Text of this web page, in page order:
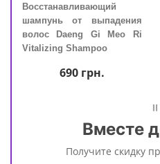
Восстанавливающий
шампунь от выпадения
волос Daeng Gi Meo Ri
Vitalizing Shampoo
690грн.
Вместе
Получите скидку